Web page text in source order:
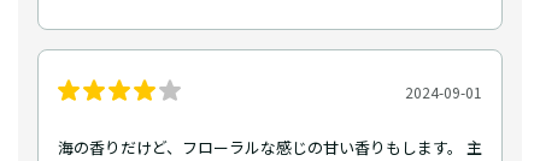
2024-09-01
海の香りだけど、フローラルな感じの甘い香りもします。 主